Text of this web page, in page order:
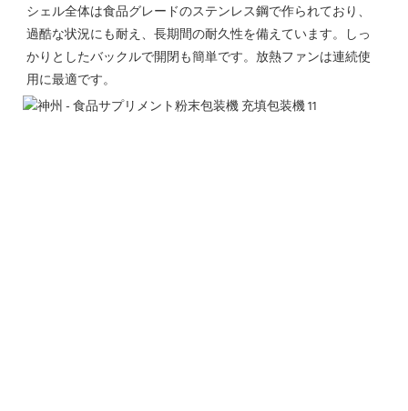
シェル全体は食品グレードのステンレス鋼で作られており、
過酷な状況にも耐え、長期間の耐久性を備えています。しっ
かりとしたバックルで開閉も簡単です。放熱ファンは連続使
用に最適です。